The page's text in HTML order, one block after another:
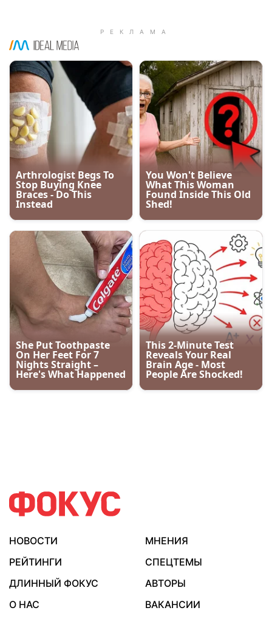
НОВОСТИ
МНЕНИЯ
РЕЙТИНГИ
СПЕЦТЕМЫ
ДЛИННЫЙ ФОКУС
АВТОРЫ
О НАС
ВАКАНСИИ